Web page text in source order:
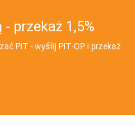
przekaż 1,5%
PIT - wyślij PIT‑OP i przekaż